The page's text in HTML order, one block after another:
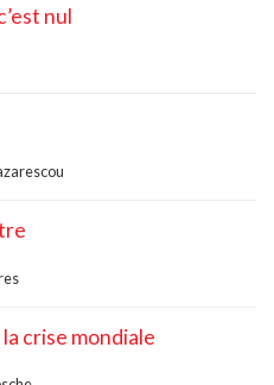
nul
crise mondiale